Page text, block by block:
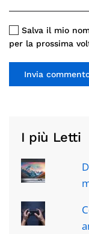
Salva il mio
per la prossima
Invia
I più Letti